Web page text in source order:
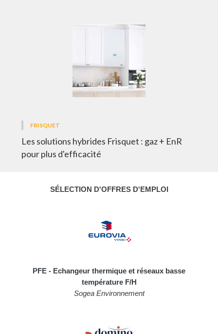
FRISQUET
Les solutions hybrides Frisquet : gaz + EnR
pour plus d'efficacité
SÉLECTION D'OFFRES D'EMPLOI
PFE - Echangeur thermique et réseaux basse
température F/H
Sogea Environnement